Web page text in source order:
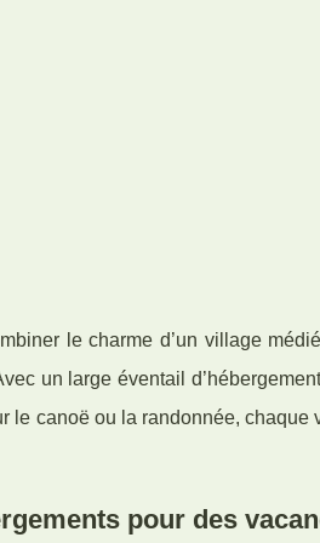
le charme d’un village
un large éventail
le canoë ou la randonnée, chaque
pour des